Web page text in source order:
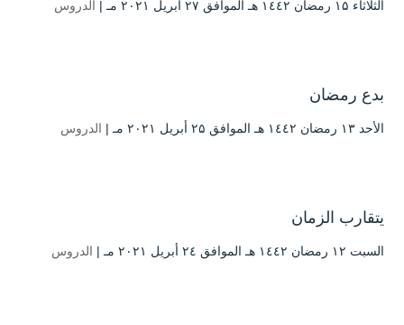
الثلاثاء ۱۵ رمضان ۱٤٤۲ هـ الموافق ۲۷ أبريل ۲۰۲۱ مـ | الدروس
بدع رمضان
الأحد ۱۳ رمضان ۱٤٤۲ هـ الموافق ۲۵ أبريل ۲۰۲۱ مـ | الدروس
يتقارب الزمان
السبت ۱۲ رمضان ۱٤٤۲ هـ الموافق ۲٤ أبريل ۲۰۲۱ مـ | الدروس